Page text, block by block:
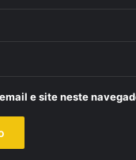
e site neste